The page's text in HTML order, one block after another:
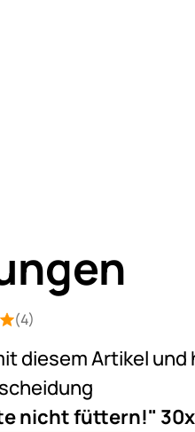
5 von 5 (4 Bewertungen)
(4)
diesem Artikel und
nicht füttern!"